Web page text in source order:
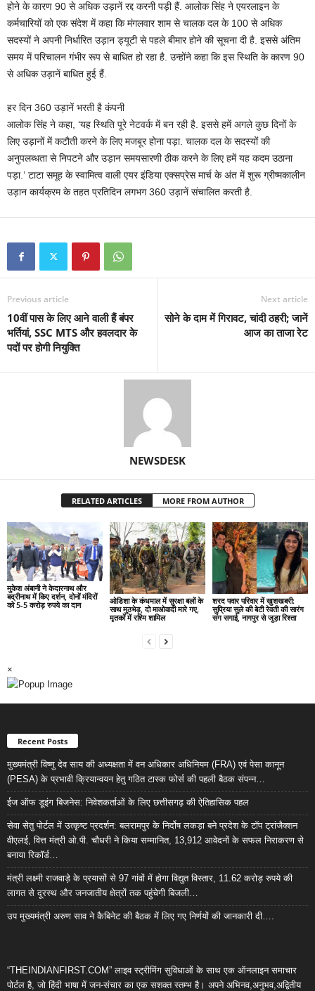
होने के कारण 90 से अधिक उड़ानें रद्द करनी पड़ी हैं. आलोक सिंह ने एयरलाइन के
कर्मचारियों को एक संदेश में कहा कि मंगलवार शाम से चालक दल के 100 से अधिक
सदस्यों ने अपनी निर्धारित उड़ान ड्यूटी से पहले बीमार होने की सूचना दी है. इससे अंतिम
समय में परिचालन गंभीर रूप से बाधित हो रहा है. उन्होंने कहा कि इस स्थिति के कारण 90
से अधिक उड़ानें बाधित हुई हैं.
हर दिन 360 उड़ानें भरती है कंपनी
आलोक सिंह ने कहा, ‘यह स्थिति पूरे नेटवर्क में बन रही है. इससे हमें अगले कुछ दिनों के
लिए उड़ानों में कटौती करने के लिए मजबूर होना पड़ा. चालक दल के सदस्यों की
अनुपलब्धता से निपटने और उड़ान समयसारणी ठीक करने के लिए हमें यह कदम उठाना
पड़ा.’ टाटा समूह के स्वामित्व वाली एयर इंडिया एक्सप्रेस मार्च के अंत में शुरू ग्रीष्मकालीन
उड़ान कार्यक्रम के तहत प्रतिदिन लगभग 360 उड़ानें संचालित करती है.
Previous article
10वीं पास के लिए आने वाली हैं बंपर
भर्तियां, SSC MTS और हवलदार के
पदों पर होगी नियुक्ति
Next article
सोने के दाम में गिरावट, चांदी ठहरी; जानें
आज का ताजा रेट
NEWSDESK
RELATED ARTICLES MORE FROM AUTHOR
मुकेश अंबानी ने केदारनाथ और
बद्रीनाथ में किए दर्शन, दोनों मंदिरों
को 5-5 करोड़ रुपये का दान
ओडिशा के कंधमाल में सुरक्षा बलों के
साथ मुठभेड़, दो माओवादी मारे गए,
मृतकों में रश्मि शामिल
शरद पवार परिवार में खुशखबरी:
सुप्रिया सुले की बेटी रेवती की सारंग
संग सगाई, नागपुर से जुड़ा रिश्ता
×
Recent Posts
मुख्यमंत्री विष्णु देव साय की अध्यक्षता में वन अधिकार अधिनियम (FRA) एवं पेसा कानून
(PESA) के प्रभावी क्रियान्वयन हेतु गठित टास्क फोर्स की पहली बैठक संपन्न…
ईज ऑफ डूइंग बिजनेस: निवेशकर्ताओं के लिए छत्तीसगढ़ की ऐतिहासिक पहल
सेवा सेतु पोर्टल में उत्कृष्ट प्रदर्शन: बलरामपुर के निर्दोष लकड़ा बने प्रदेश के टॉप ट्रांजैक्शन
वीएलई, वित्त मंत्री ओ.पी. चौधरी ने किया सम्मानित, 13,912 आवेदनों के सफल निराकरण से
बनाया रिकॉर्ड…
मंत्री लक्ष्मी राजवाड़े के प्रयासों से 97 गांवों में होगा विद्युत विस्तार, 11.62 करोड़ रुपये की
लागत से दूरस्थ और जनजातीय क्षेत्रों तक पहुंचेगी बिजली…
उप मुख्यमंत्री अरुण साव ने कैबिनेट की बैठक में लिए गए निर्णयों की जानकारी दी….
“THEINDIANFIRST.COM” लाइव स्ट्रीमिंग सुविधाओं के साथ एक ऑनलाइन समाचार
पोर्टल है, जो हिंदी भाषा में जन-संचार का एक सशक्त स्तम्भ है। अपने अभिनव,अनुभव,अद्वितीय